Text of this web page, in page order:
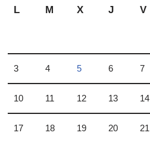
L
M X J V
3 4 5 6 7
10 11 12 13 14
17 18 19 20 21